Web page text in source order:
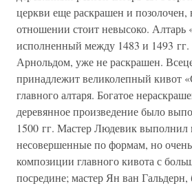
церкви еще раскрашен и позолочен,
отношении стоит невысоко. Алтарь
исполненный между 1483 и 1493 гг.
Арнольдом, уже не раскрашен.
принадлежит великолепный кивот
главного алтаря. Богатое
деревянное произведение было
1500 гг. Мастер Людевик выполнил
несовершенные по формам, но
композиции главного кивота с
посредине; мастер Ян ван